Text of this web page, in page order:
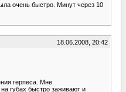
очень быстро. Минут через 10
18.06.2008, 20:42
герпеса. Мне
губах быстро заживают и